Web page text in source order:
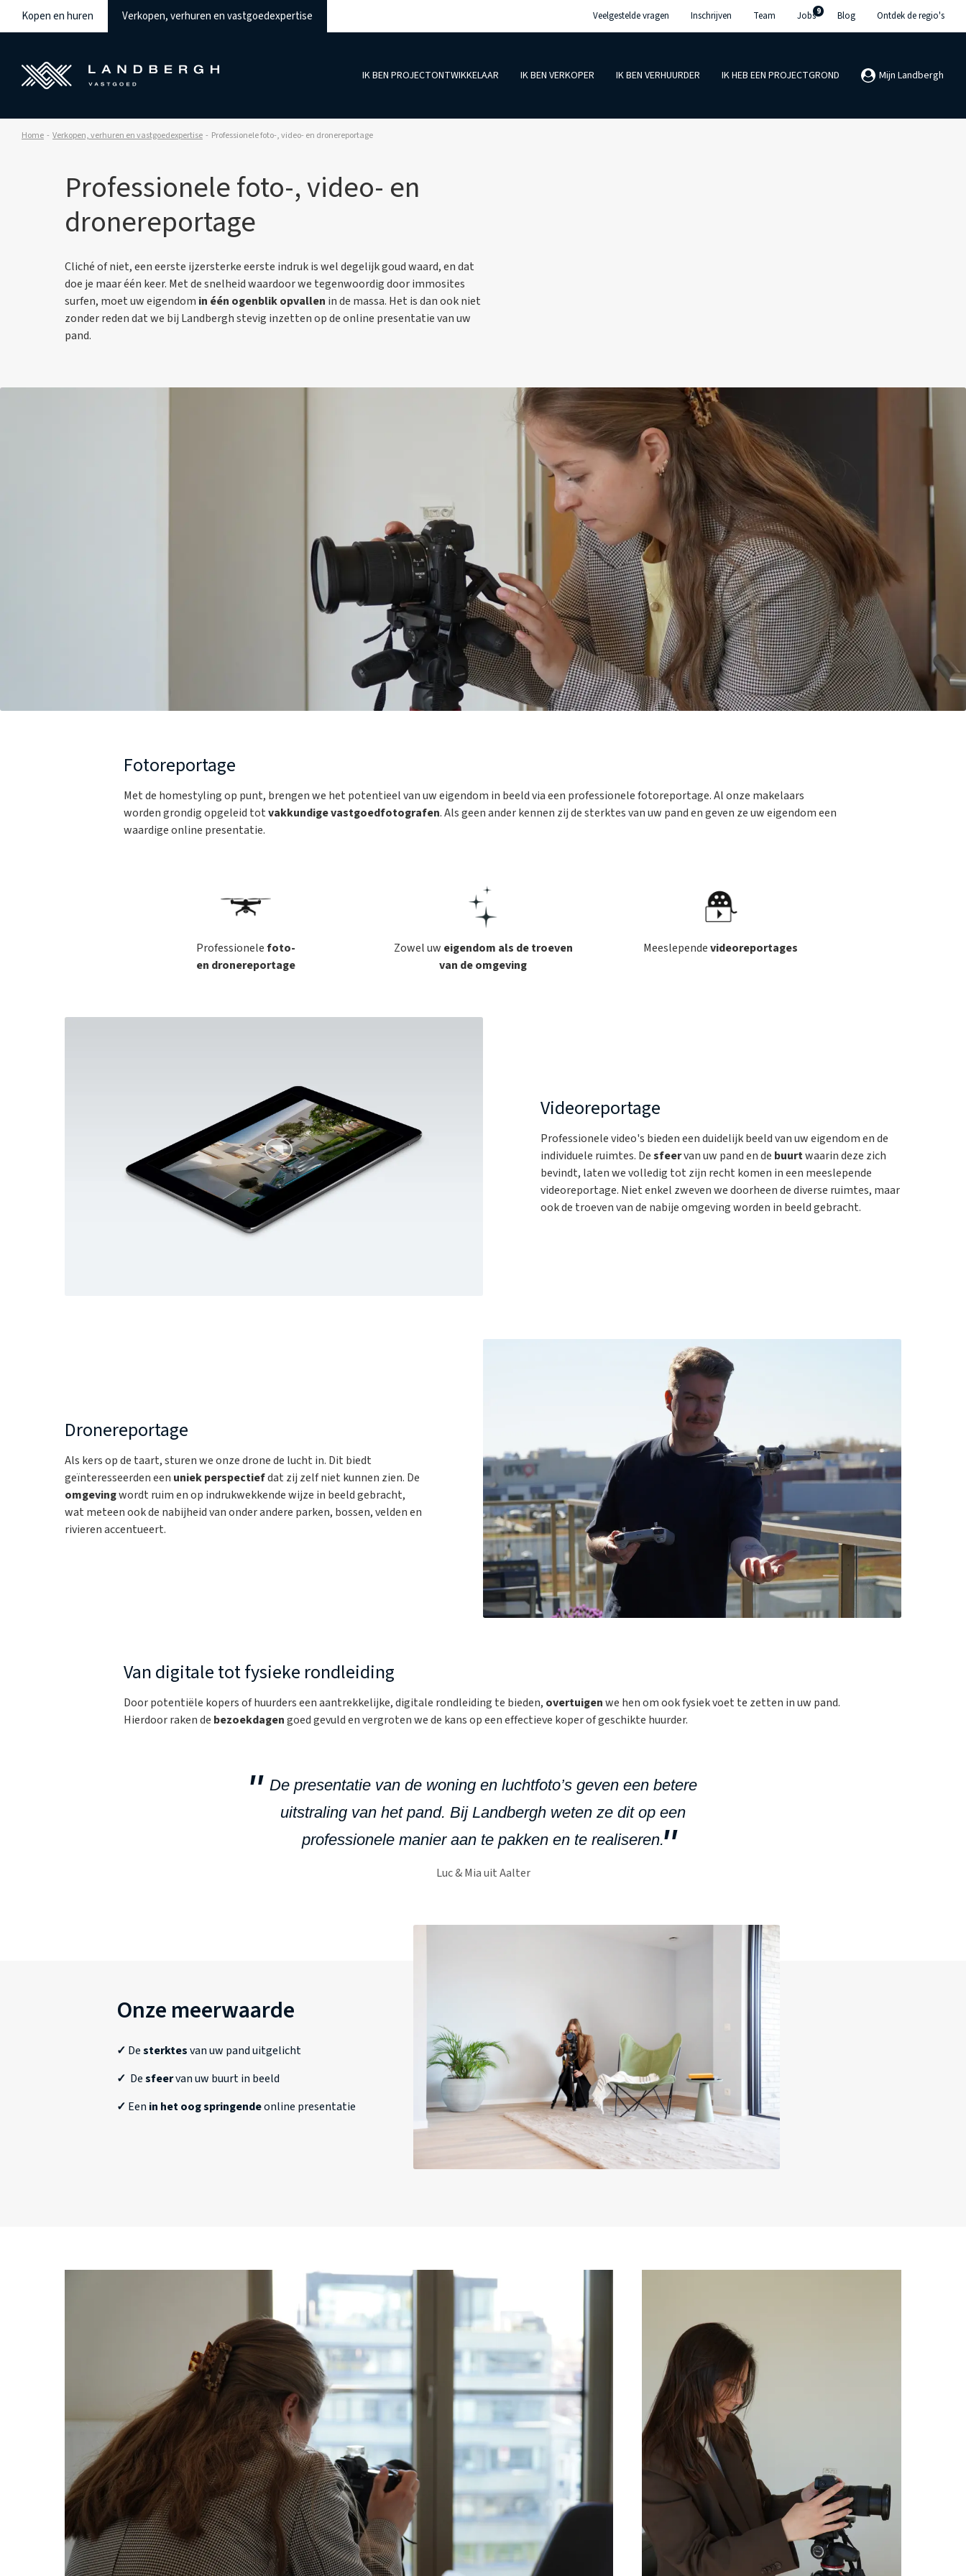
IK BEN PROJECTONTWIKKELAAR IK BEN VERKOPER IK BEN VERHUURDER IK HEB EEN PROJECTGROND Mijn Landbergh
Kopen en huren Verkopen, verhuren en vastgoedexpertise Veelgestelde vragen Inschrijven Team Jobs9 Blog Ontdek de regio's
Home Verkopen, verhuren en vastgoedexpertise Professionele foto-, video- en dronereportage
Professionele foto-, video- en
dronereportage
Cliché of niet, een eerste ijzersterke eerste indruk is wel degelijk goud waard, en dat
doe je maar één keer. Met de snelheid waardoor we tegenwoordig door immosites
surfen, moet uw eigendom in één ogenblik opvallen in de massa. Het is dan ook niet
zonder reden dat we bij Landbergh stevig inzetten op de online presentatie van uw
pand.
Fotoreportage
Met de homestyling op punt, brengen we het potentieel van uw eigendom in beeld via een professionele fotoreportage. Al onze makelaars
worden grondig opgeleid totvakkundige vastgoedfotografen. Als geen ander kennen zij de sterktes van uw pand en geven ze uw eigendom een
waardige online presentatie.
Professionelefoto-
en dronereportage
Zowel uw eigendom als detroeven
van de omgeving
Meeslependevideoreportages
Videoreportage
Professionele video's bieden een duidelijk beeld van uw eigendom en de
individuele ruimtes. Desfeervan uw pand en de buurtwaarin deze zich
bevindt, laten we volledig tot zijn recht komen in een meeslepende
videoreportage. Niet enkel zweven we doorheen de diverse ruimtes, maar
ook de troeven van de nabije omgeving worden in beeld gebracht.
Dronereportage
Als kers op de taart, sturen we onze drone de lucht in. Dit biedt
geïnteresseerden een uniek perspectiefdat zij zelf niet kunnen zien. De
omgevingwordt ruim en op indrukwekkende wijze in beeld gebracht,
wat meteen ook de nabijheid van onder andere parken, bossen, velden en
rivieren accentueert.
Van digitale tot fysieke rondleiding
Door potentiële kopers of huurders een aantrekkelijke, digitale rondleiding te bieden, overtuigenwe hen om ook fysiek voet te zetten in uw pand.
Hierdoor raken de bezoekdagengoed gevuld en vergroten we de kans op een effectieve koper of geschikte huurder.
De presentatie van de woning en luchtfoto’s geven een betere
uitstraling van het pand. Bij Landbergh weten ze dit op een
professionele manier aan te pakken en te realiseren.
Luc & Mia uit Aalter
Onze meerwaarde
✓ Desterktesvan uw pand uitgelicht
✓ Desfeervan uw buurt in beeld
✓ Een in het oog springendeonline presentatie